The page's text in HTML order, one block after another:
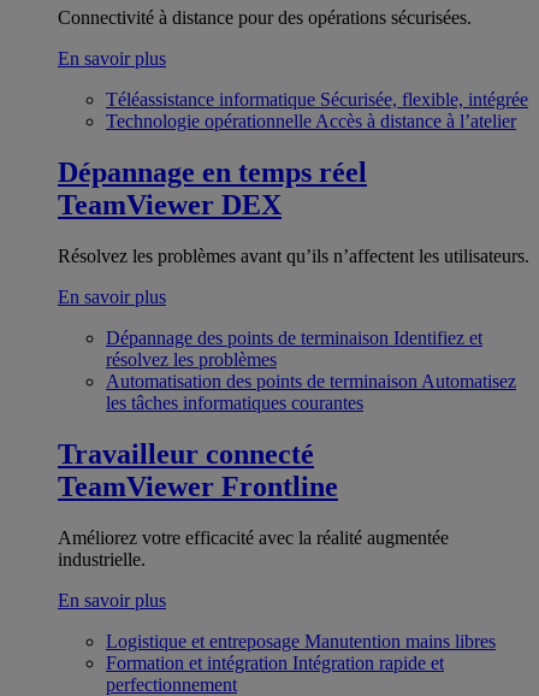
Connectivité à distance pour des opérations sécurisées.
En savoir plus
Téléassistance informatique Sécurisée, flexible, intégrée
Technologie opérationnelle Accès à distance à l’atelier
Dépannage en temps réel
TeamViewer DEX
Résolvez les problèmes avant qu’ils n’affectent les utilisateurs.
En savoir plus
Dépannage des points de terminaison Identifiez et
résolvez les problèmes
Automatisation des points de terminaison Automatisez
les tâches informatiques courantes
Travailleur connecté
TeamViewer Frontline
Améliorez votre efficacité avec la réalité augmentée
industrielle.
En savoir plus
Logistique et entreposage Manutention mains libres
Formation et intégration Intégration rapide et
perfectionnement